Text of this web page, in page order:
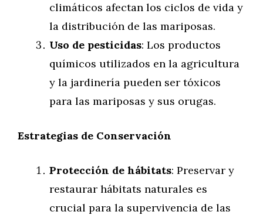
climáticos afectan los ciclos de vida y
la distribución de las mariposas.
Uso de pesticidas: Los productos
químicos utilizados en la agricultura
y la jardinería pueden ser tóxicos
para las mariposas y sus orugas.
Estrategias de Conservación
Protección de hábitats: Preservar y
restaurar hábitats naturales es
crucial para la supervivencia de las